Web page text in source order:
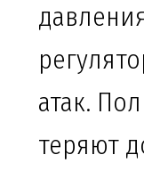
атак.
теряют